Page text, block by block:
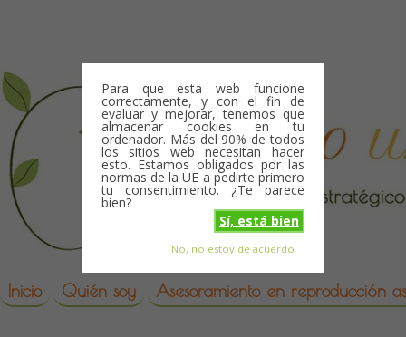
Para que esta web funcione
correctamente, y con el fin de
evaluar y mejorar, tenemos que
almacenar cookies en tu
ordenador. Más del 90% de todos
los sitios web necesitan hacer
esto. Estamos obligados por las
normas de la UE a pedirte primero
tu consentimiento. ¿Te parece
bien?
Sí, está bien
No, no estoy de acuerdo
reproduccion asistida
Skip to content
Inicio Quién soy Asesoramiento en reproducción